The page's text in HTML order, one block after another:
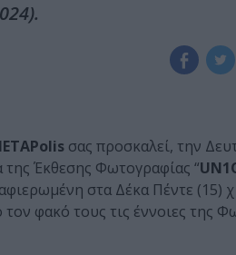
σας προσκαλεί, την
της Έκθεσης Φωτογραφίας “
στα Δέκα Πέντε (15)
φακό τους τις έννοιες της